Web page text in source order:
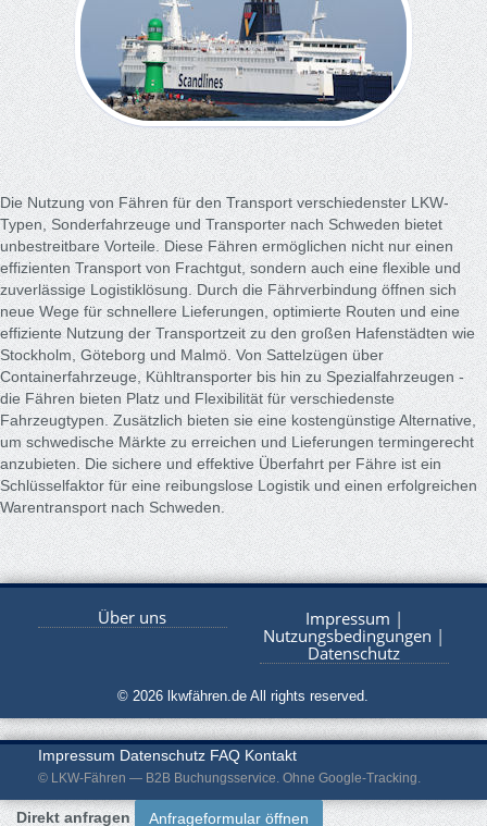
Die Nutzung von Fähren für den Transport verschiedenster LKW-
Typen, Sonderfahrzeuge und Transporter nach Schweden bietet
unbestreitbare Vorteile. Diese Fähren ermöglichen nicht nur einen
effizienten Transport von Frachtgut, sondern auch eine flexible und
zuverlässige Logistiklösung. Durch die Fährverbindung öffnen sich
neue Wege für schnellere Lieferungen, optimierte Routen und eine
effiziente Nutzung der Transportzeit zu den großen Hafenstädten wie
Stockholm, Göteborg und Malmö. Von Sattelzügen über
Containerfahrzeuge, Kühltransporter bis hin zu Spezialfahrzeugen -
die Fähren bieten Platz und Flexibilität für verschiedenste
Fahrzeugtypen. Zusätzlich bieten sie eine kostengünstige Alternative,
um schwedische Märkte zu erreichen und Lieferungen termingerecht
anzubieten. Die sichere und effektive Überfahrt per Fähre ist ein
Schlüsselfaktor für eine reibungslose Logistik und einen erfolgreichen
Warentransport nach Schweden.
Über uns Impressum |
Nutzungsbedingungen |
Datenschutz
© 2026 lkwfähren.de All rights reserved.
Impressum Datenschutz FAQ Kontakt
© LKW-Fähren — B2B Buchungsservice. Ohne Google-Tracking.
Direkt anfragen Anfrageformular öffnen